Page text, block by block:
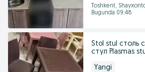
Toshkent,
Bugunda 09:48
Stol stul столь
стул Plasmas
Yangi